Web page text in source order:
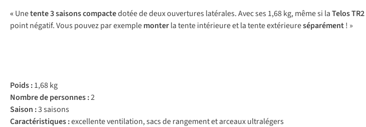
«Unetente 3 saisons compactedotée de deux ouvertures latérales. Avec ses 1,68 kg, même si laTelos TR2
point négatif. Vous pouvez par exemplemonterla tente intérieure et la tente extérieureséparément! »
Poids :1,68 kg
Nombre de personnes :2
Saison :3 saisons
Caractéristiques :excellente ventilation, sacs de rangement et arceaux ultralégers